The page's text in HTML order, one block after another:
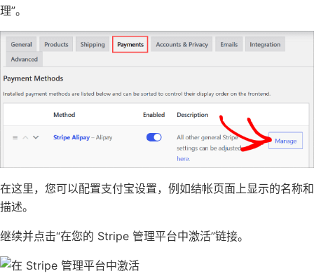
理”。
在这里，您可以配置支付宝设置，例如结帐页面上显示的名称和
描述。
继续并点击“在您的 Stripe 管理平台中激活”链接。